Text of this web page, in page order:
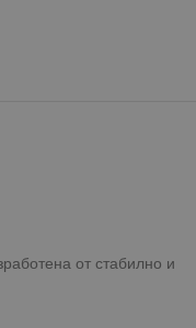
от стабилно и